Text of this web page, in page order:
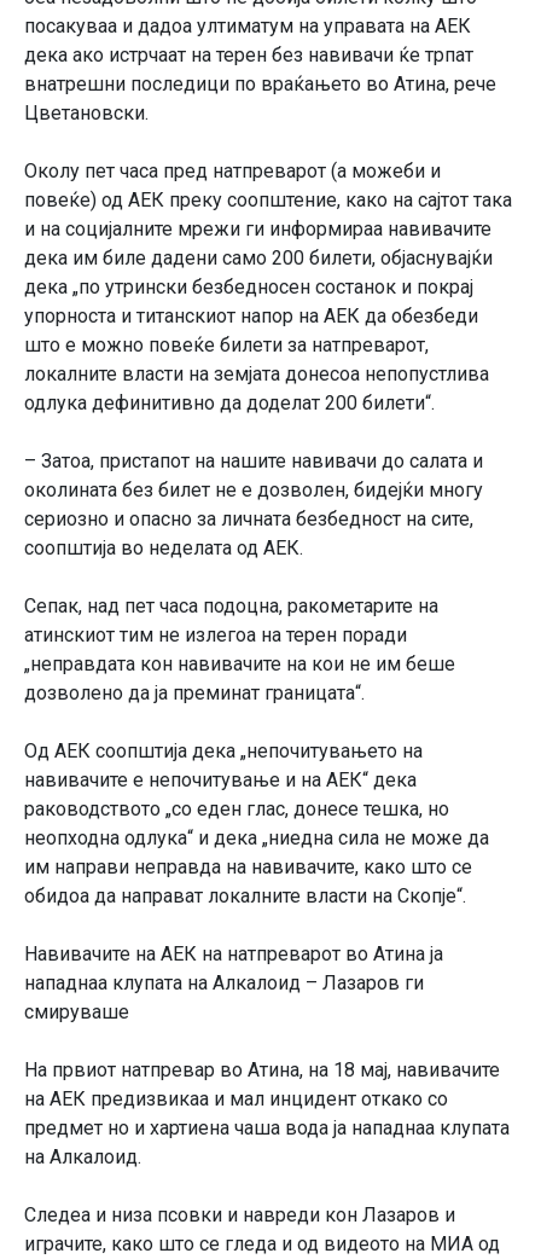
посакуваа и дадоа ултиматум на управата на АЕК
дека ако истрчаат на терен без навивачи ќе трпат
внатрешни последици по враќањето во Атина, рече
Цветановски.
Околу пет часа пред натпреварот (а можеби и
повеќе) од АЕК преку соопштение, како на сајтот така
и на социјалните мрежи ги информираа навивачите
дека им биле дадени само 200 билети, објаснувајќи
дека „по утрински безбедносен состанок и покрај
упорноста и титанскиот напор на АЕК да обезбеди
што е можно повеќе билети за натпреварот,
локалните власти на земјата донесоа непопустлива
одлука дефинитивно да доделат 200 билети“.
– Затоа, пристапот на нашите навивачи до салата и
околината без билет не е дозволен, бидејќи многу
сериозно и опасно за личната безбедност на сите,
соопштија во неделата од АЕК.
Сепак, над пет часа подоцна, ракометарите на
атинскиот тим не излегоа на терен поради
„неправдата кон навивачите на кои не им беше
дозволено да ја преминат границата“.
Од АЕК соопштија дека „непочитувањето на
навивачите е непочитување и на АЕК“ дека
раководството „со еден глас, донесе тешка, но
неопходна одлука“ и дека „ниедна сила не може да
им направи неправда на навивачите, како што се
обидоа да направат локалните власти на Скопје“.
Навивачите на АЕК на натпреварот во Атина ја
нападнаа клупата на Алкалоид – Лазаров ги
смируваше
На првиот натпревар во Атина, на 18 мај, навивачите
на АЕК предизвикаа и мал инцидент откако со
предмет но и хартиена чаша вода ја нападнаа клупата
на Алкалоид.
Следеа и низа псовки и навреди кон Лазаров и
играчите, како што се гледа и од видеото на МИА од